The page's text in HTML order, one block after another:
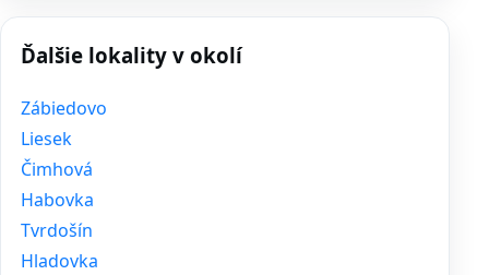
Ďalšie lokality v okolí
Zábiedovo
Liesek
Čimhová
Habovka
Tvrdošín
Hladovka